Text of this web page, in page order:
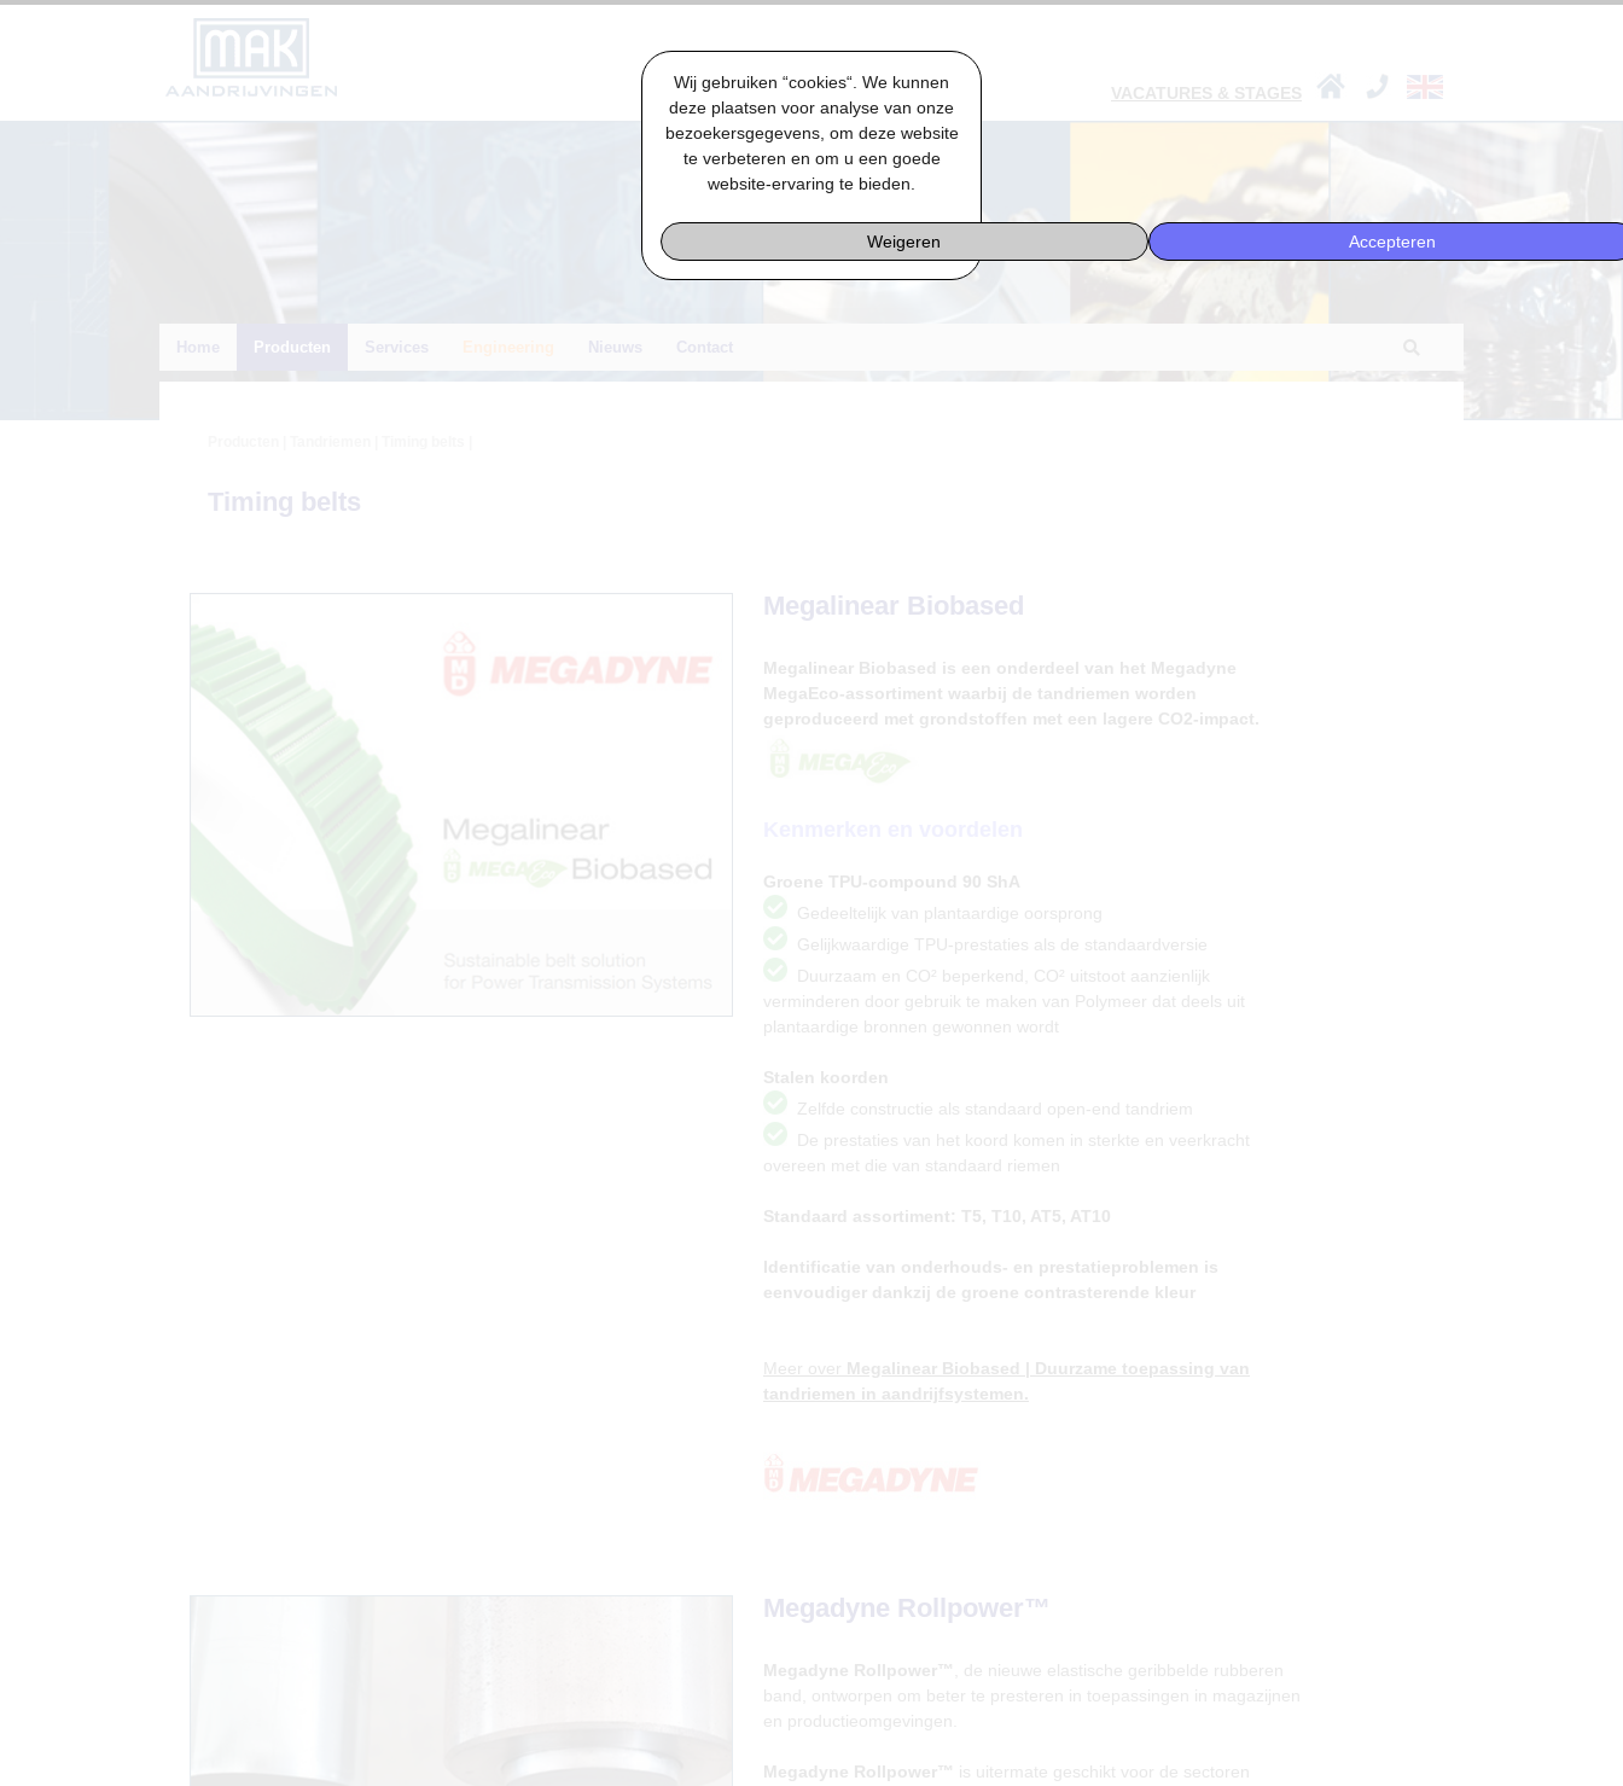
Wij gebruiken “cookies“. We kunnen
deze plaatsen voor analyse van onze
bezoekersgegevens, om deze website
te verbeteren en om u een goede
website-ervaring te bieden.
Weigeren Accepteren
VACATURES & STAGES
Producten
Timing belts
Megalinear Biobased
Megalinear Biobased is een onderdeel van het Megadyne
MegaEco-assortiment waarbij de tandriemen worden
geproduceerd met grondstoffen met een lagere CO2-impact.
Groene TPU-compound 90 ShA
Gedeeltelijk van plantaardige oorsprong
Gelijkwaardige TPU-prestaties als de standaardversie
Duurzaam en CO² beperkend, CO² uitstoot aanzienlijk
verminderen door gebruik te maken van Polymeer dat deels uit
plantaardige bronnen gewonnen wordt
Stalen koorden
Zelfde constructie als standaard open-end tandriem
De prestaties van het koord komen in sterkte en veerkracht
overeen met die van standaard riemen
Standaard assortiment: T5, T10, AT5, AT10
Identificatie van onderhouds- en prestatieproblemen is
eenvoudiger dankzij de groene contrasterende kleur
Meer over Megalinear Biobased | Duurzame toepassing van
tandriemen in aandrijfsystemen.
Megadyne Rollpower™
Megadyne Rollpower™
, de nieuwe elastische geribbelde rubberen
band, ontworpen om beter te presteren in toepassingen in magazijnen
en productieomgevingen.
Megadyne Rollpower™ is uitermate geschikt voor de sectoren